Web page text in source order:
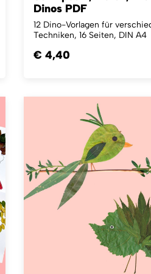
Dinos PDF
12 Dino-Vorlagen für
Techniken, 16 Seiten, DIN A4
€ 4,40